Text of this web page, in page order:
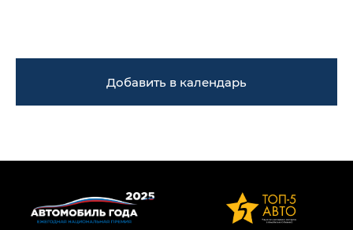
Добавить в календарь